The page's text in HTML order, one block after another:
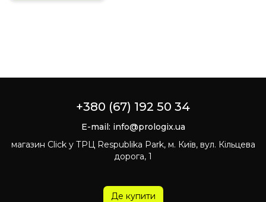
+380 (67) 192 50 34
E-mail: info@prologix.ua
магазин Click у ТРЦ Respublika Park, м. Київ, вул. Кільцева
дорога, 1
Де купити